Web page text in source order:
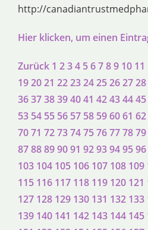
http://
Hier klicken, um einen
Zurück 1 234 56789 10 11
192021 22232425262728
363738394041 42434445
53 54 55 56 57 58 596061 62
7071 7273747576777879
8788899091 9293949596
103 104 105 106 107 108 109
115 116 117 118 119 120 121
127 128 129 130 131 132 133
139 140 141 142 143 144 145